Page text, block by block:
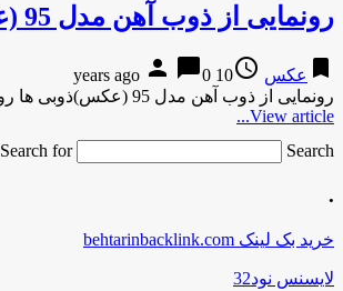
رونمایی از ذوب آهن مدل 95 (عکس)
bookmark عکس access_time
10 years ago
person chat_bubble0
رونمایی از ذوب آهن مدل 95 (عکس)ذوبی ها روز گذشته در دیداری تدارکاتی به مصاف تیم گل ابریشم رفتند و …
View article...
Search for
Search …
.
خرید بک لینک behtarinbacklink.com
لایسنس نود32